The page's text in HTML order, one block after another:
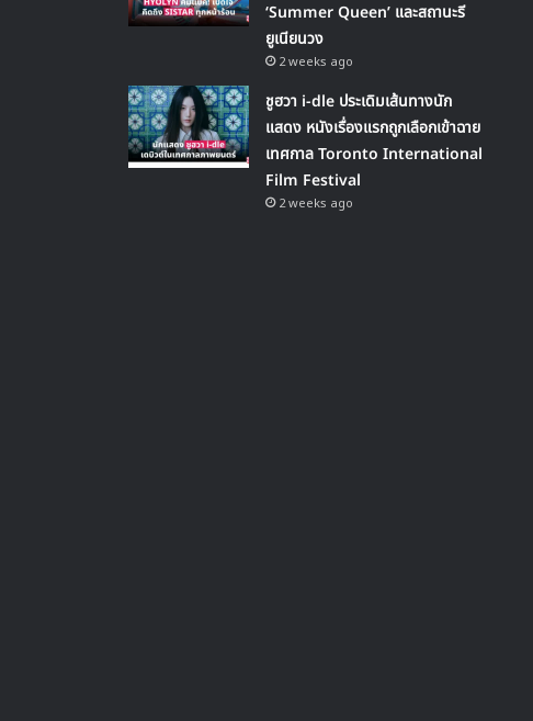
‘Summer Queen’ และสถานะรี
ยูเนียนวง
2 weeks ago
ชูฮวา i-dle ประเดิมเส้นทางนัก
แสดง หนังเรื่องแรกถูกเลือกเข้าฉาย
เทศกาล Toronto International
Film Festival
2 weeks ago